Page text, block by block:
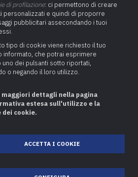
di Caidate e su un’altura da cui
di profilazione: ci permettono di creare
personalizzati e quindi di proporre
pubblicitari assecondando i tuoi
tipo di cookie viene richiesto il tuo
informato, che potrai esprimere
uno dei pulsanti sotto riportati,
o negando il loro utilizzo.
maggiori dettagli nella pagina
estesa sull'utilizzo e la
dei cookie.
ACCETTA I COOKIE